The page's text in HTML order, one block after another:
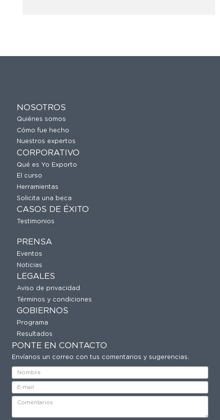
NOSOTROS
Quiénes somos
Cómo fue hecho
Nuestros expertos
CORPORATIVO
Qué es Yo Exporto
El curso
Herramientas
Solicita una beca
CASOS DE ÉXITO
Testimonios
PRENSA
Eventos
Noticias
LEGALES
Aviso de privacidad
Términos y condiciones
GOBIERNOS
Programa
Resultados
PONTE EN CONTACTO
Envíanos un correo con tus comentarios y sugerencias.